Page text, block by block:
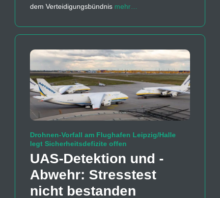
dem Verteidigungsbündnis mehr…
Drohnen-Vorfall am Flughafen Leipzig/Halle
legt Sicherheitsdefizite offen
UAS-Detektion und -
Abwehr: Stresstest
nicht bestanden